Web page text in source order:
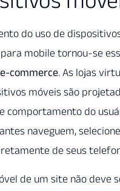
do uso de
mobile tornou-se
e-commerce. As lojas
móveis são
comportamento do
naveguem,
de seus
de um site não deve